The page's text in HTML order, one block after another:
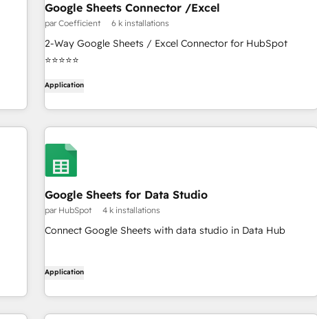
Google Sheets Connector /Excel
par Coefficient 6 k installations
2-Way Google Sheets / Excel Connector for HubSpot
⭐⭐⭐⭐⭐
Application
Google Sheets for Data Studio
par HubSpot 4 k installations
Connect Google Sheets with data studio in Data Hub
Application